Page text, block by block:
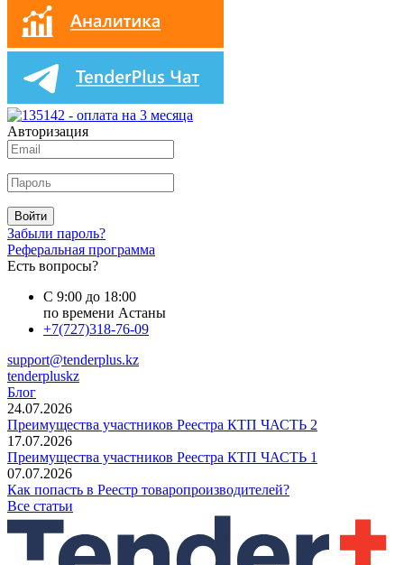
Авторизация
Войти
Забыли пароль?
Реферальная программа
Есть вопросы?
С 9:00 до 18:00
по времени Астаны
+7(727)318-76-09
support@tenderplus.kz
tenderpluskz
Блог
24.07.2026
Преимущества участников Реестра КТП ЧАСТЬ 2
17.07.2026
Преимущества участников Реестра КТП ЧАСТЬ 1
07.07.2026
Как попасть в Реестр товаропроизводителей?
Все статьи